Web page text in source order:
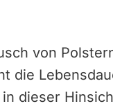
von
die
dieser